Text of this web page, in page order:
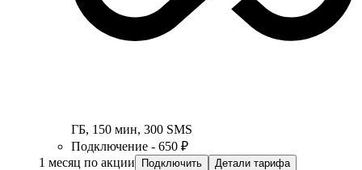
ГБ, 150 мин, 300 SMS
Подключение - 650 ₽
1 месяц по акции
Подключить
Детали тарифа